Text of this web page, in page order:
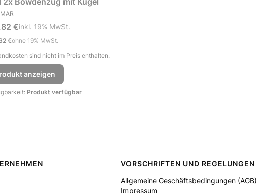
€inkl. %s MwSt.
inkl. 19% MwSt.
€ohne 19% MwSt.
sind nicht im Preis enthalten.
anzeigen
Produkt verfügbar
VORSCHRIFTEN UND REGELUNGEN
Allgemeine Geschäftsbedingungen (AGB)
Impressum